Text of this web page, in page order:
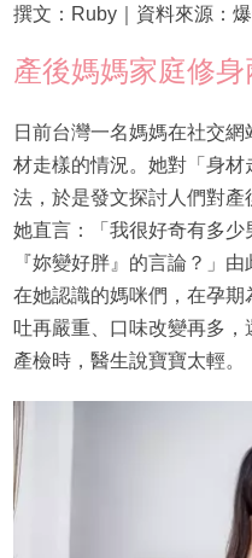
撰文：Ruby｜資料來源：
產後媽媽家庭修
日前台灣一名媽媽在社交
材走樣的情況。她對「身
法，於是發文探討人們對產
她直言：「我很好奇有多
『妳變好胖』的言論？」
在她認識的媽咪們，在孕
吐再嚴重、口味改變再多
產檢時，醫生說寶寶太輕。